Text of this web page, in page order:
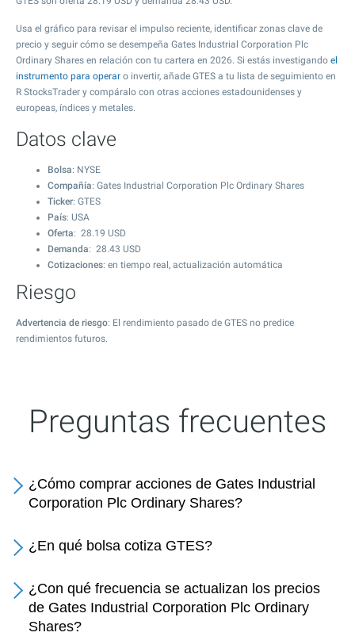
Usa el gráfico para revisar el impulso reciente, identificar zonas clave de
precio y seguir cómo se desempeña Gates Industrial Corporation Plc
Ordinary Shares en relación con tu cartera en 2026. Si estás investigando el
instrumento para operar o invertir, añade GTES a tu lista de seguimiento en
R StocksTrader y compáralo con otras acciones estadounidenses y
europeas, índices y metales.
Datos clave
Bolsa: NYSE
Compañía: Gates Industrial Corporation Plc Ordinary Shares
Ticker: GTES
País: USA
Oferta: 28.19 USD
Demanda: 28.43 USD
Cotizaciones: en tiempo real, actualización automática
Riesgo
Advertencia de riesgo: El rendimiento pasado de GTES no predice
rendimientos futuros.
Preguntas frecuentes
¿Cómo comprar acciones de Gates Industrial
Corporation Plc Ordinary Shares?
¿En qué bolsa cotiza GTES?
¿Con qué frecuencia se actualizan los precios
de Gates Industrial Corporation Plc Ordinary
Shares?